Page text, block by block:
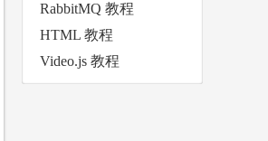
RabbitMQ 教程
HTML 教程
Video.js 教程